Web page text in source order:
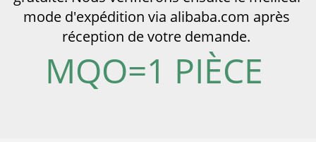
mode d'expédition via alibaba.com après
réception de votre demande.
MQO=1 PIÈCE